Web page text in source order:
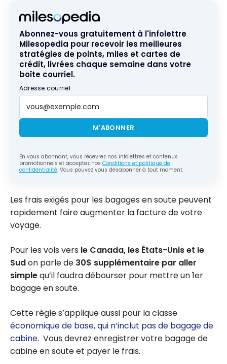
Abonnez-vous gratuitement à l'infolettre
Milesopedia pour recevoir les meilleures
stratégies de points, miles et cartes de
crédit, livrées chaque semaine dans votre
boîte courriel.
Adresse courriel
M'ABONNER
En vous abonnant, vous recevrez nos infolettres et contenus
promotionnels et acceptez nos Conditions et politique de
confidentialité. Vous pouvez vous désabonner à tout moment.
Les frais exigés pour les bagages en soute peuvent
rapidement faire augmenter la facture de votre
voyage.
Pour les vols vers le Canada, les États-Unis et le
Sudon parle de 30$ supplémentaire par aller
simplequ’il faudra débourser pour mettre un 1er
bagage en soute.
Cette règle s’applique aussi pour la classe
économique de base, qui n’inclut pas de bagage de
cabine. Vous devrez enregistrer votre bagage de
cabine en soute et payer le frais.